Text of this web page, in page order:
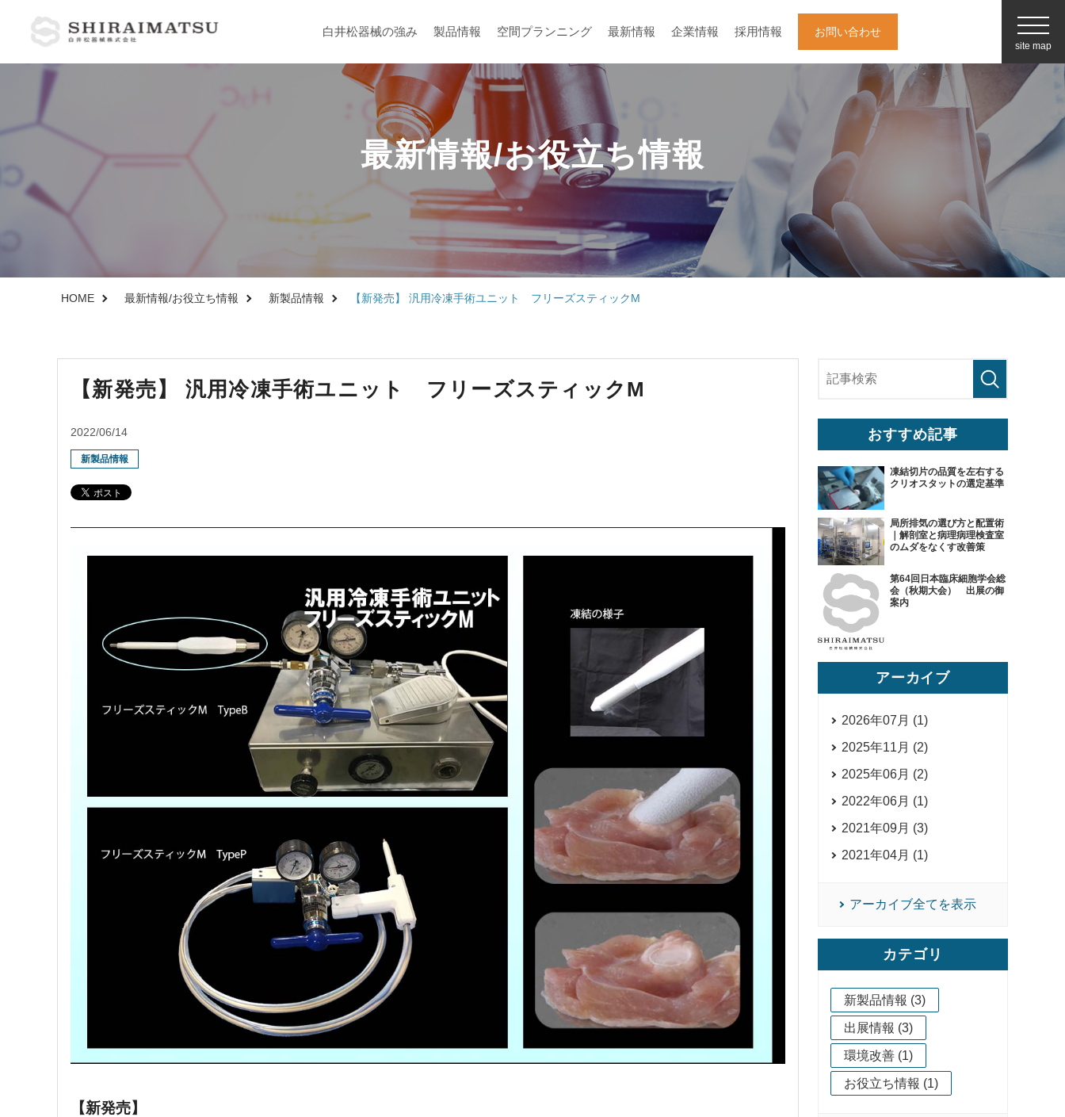
白井松器械の強み 製品情報 空間プランニング 最新情報 企業情報 採用情報 お問い合わせ
site map
最新情報/お役立ち情報
臨床分野
化学・工業系分野
メーカーから探す 空間プランニング
白井松器械の強み
（事業内容）
採用情報
HOME 最新情報/お役立ち情報 新製品情報 【新発売】 汎用冷凍手術ユニット フリーズスティックM
【新発売】 汎用冷凍手術ユニット フリーズスティックM
2022/06/14
新製品情報
【新発売】
おすすめ記事
凍結切片の品質を左右する
クリオスタットの選定基準
局所排気の選び方と配置術
｜解剖室と病理病理検査室
のムダをなくす改善策
第64回日本臨床細胞学会総
会（秋期大会） 出展の御
案内
アーカイブ
2026年07月 (1)
2025年11月 (2)
2025年06月 (2)
2022年06月 (1)
2021年09月 (3)
2021年04月 (1)
アーカイブ全てを表示
カテゴリ
新製品情報 (3)
出展情報 (3)
環境改善 (1)
お役立ち情報 (1)